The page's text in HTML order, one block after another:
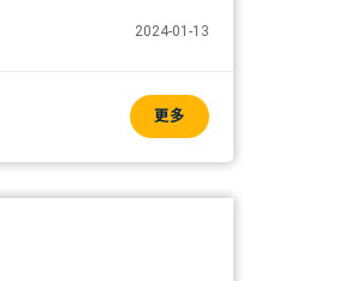
2024-01-13
更多